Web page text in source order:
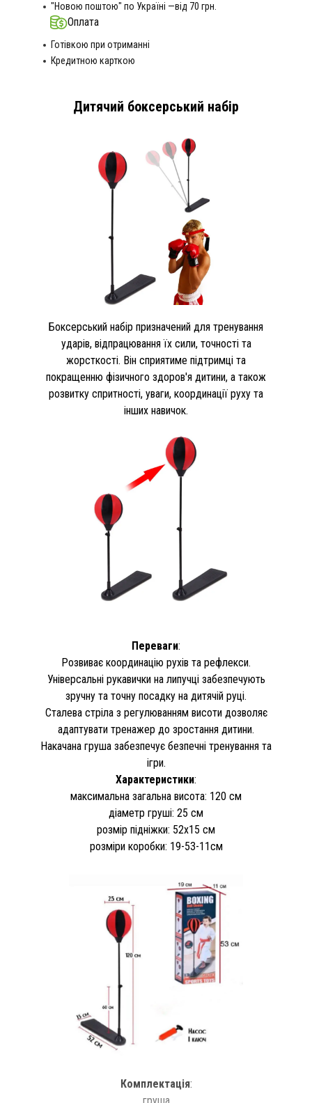
"Новою поштою" по Україні —від 70 грн.
Оплата
Готівкою при отриманні
Кредитною карткою
Дитячий боксерський набір
Боксерський набір призначений для тренування
ударів, відпрацювання їх сили, точності та
жорсткості. Він сприятиме підтримці та
покращенню фізичного здоров'я дитини, а також
розвитку спритності, уваги, координації руху та
інших навичок.
Переваги:
Розвиває координацію рухів та рефлекси.
Універсальні рукавички на липучці забезпечують
зручну та точну посадку на дитячій руці.
Сталева стріла з регулюванням висоти дозволяє
адаптувати тренажер до зростання дитини.
Накачана груша забезпечує безпечні тренування та
ігри.
Характеристики:
максимальна загальна висота: 120 см
діаметр груші: 25 см
розмір підніжки: 52x15 см
розміри коробки: 19-53-11см
Комплектація:
груша